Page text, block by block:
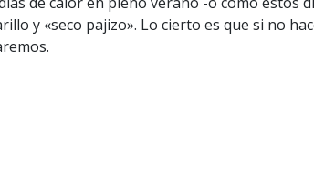
y «seco pajizo». Lo cierto es que si no